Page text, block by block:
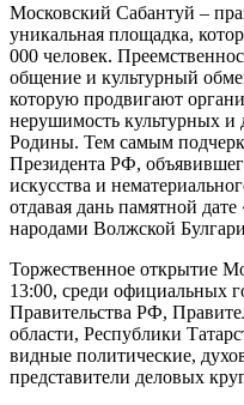
Московский Сабантуй –
уникальная площадка,
000 человек.
общение и культурный
которую продвигают
нерушимость культурных
Родины. Тем самым
Президента РФ,
искусства и
отдавая дань памятной
народами Волжской
Торжественное открытие
13:00, среди официальных
Правительства РФ,
области, Республики
видные политические,
представители деловых